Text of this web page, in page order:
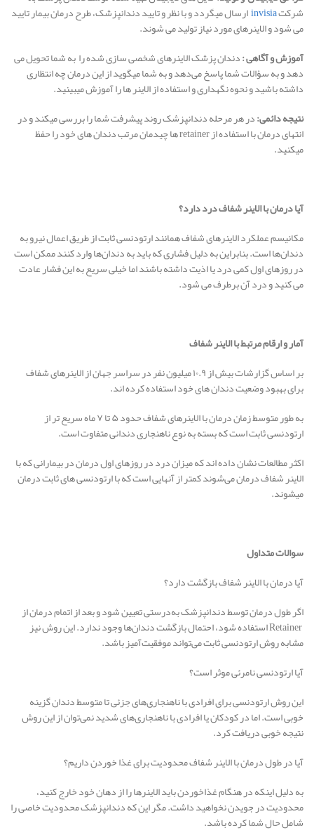
شرکتinvisiaارسال میگردد و با نظر و تایید دندانپزشک، طرح درمان بیمار تایید
می شود و الاینرهای مورد نیاز تولید می شوند.
آموزش و آگاهی :دندان پزشک الاینرهای شخصی سازی شده را به شما تحویل می
دهد و به سؤالات شما پاسخ می‌دهد و به شما میگوید از این درمان چه انتظاری
داشته باشید و نحوه نگهداری و استفاده از الاینر ها را آموزش میبینید.
نتیجه دائمی:در هر مرحله دندانپزشک روند پیشرفت شما را بررسی میکند و در
انتهای درمان با استفاده از retainer ها چیدمان مرتب دندان های خود را حفظ
میکنید.
آیا درمان با الاینر شفاف درد دارد؟
مکانیسم عملکرد الاینرهای شفاف همانند ارتودنسی ثابت از طریق اعمال نیرو به
دندان‌ها است. بنابراین به دلیل فشاری که باید به دندان‌ها وارد کنند ممکن است
در روزهای اول کمی درد یا اذیت داشته باشند اما خیلی سریع به این فشار عادت
می کنید و درد آن برطرف می شود.
آمار و ارقام مرتبط با الاینر شفاف
بر اساس گزارشات بیش از ۱۰.۹ میلیون نفر در سراسر جهان از الاینرهای شفاف
برای بهبود وضعیت دندان های خود استفاده کرده اند.
به طور متوسط زمان درمان با الاینرهای شفاف حدود ۵ تا ۷ ماه سریع تر از
ارتودنسی ثابت است که بسته به نوع ناهنجاری دندانی متفاوت است.
اکثر مطالعات نشان داده اند که میزان درد در روزهای اول درمان در بیمارانی که با
الاینر شفاف درمان می‌شوند کمتر از آنهایی است که با ارتودنسی های ثابت درمان
میشوند.
سوالات متداول
آیا درمان با الاینر شفاف بازگشت دارد؟
اگر طول درمان توسط دندانپزشک به‌درستی تعیین شود و بعد از اتمام درمان از
Retainer استفاده شود، احتمال بازگشت دندان‌ها وجود ندارد. این روش نیز
مشابه روش ارتودنسی ثابت می‌تواند موفقیت‌آمیز باشد.
آیا ارتودنسی نامرئی موثر است؟
این روش ارتودنسی برای افرادی با ناهنجاری‌های جزئی تا متوسط دندان گزینه
خوبی است. اما در کودکان یا افرادی با ناهنجاری‌های شدید نمی‌توان از این روش
نتیجه خوبی دریافت کرد.
آیا در طول درمان با الاینر شفاف محدودیت برای غذا خوردن داریم؟
به دلیل اینکه در هنگام غذاخوردن باید الاینرها را از دهان خود خارج کنید،
محدودیت در جویدن نخواهید داشت. مگر این که دندانپزشک محدودیت خاصی را
شامل حال شما کرده باشد.